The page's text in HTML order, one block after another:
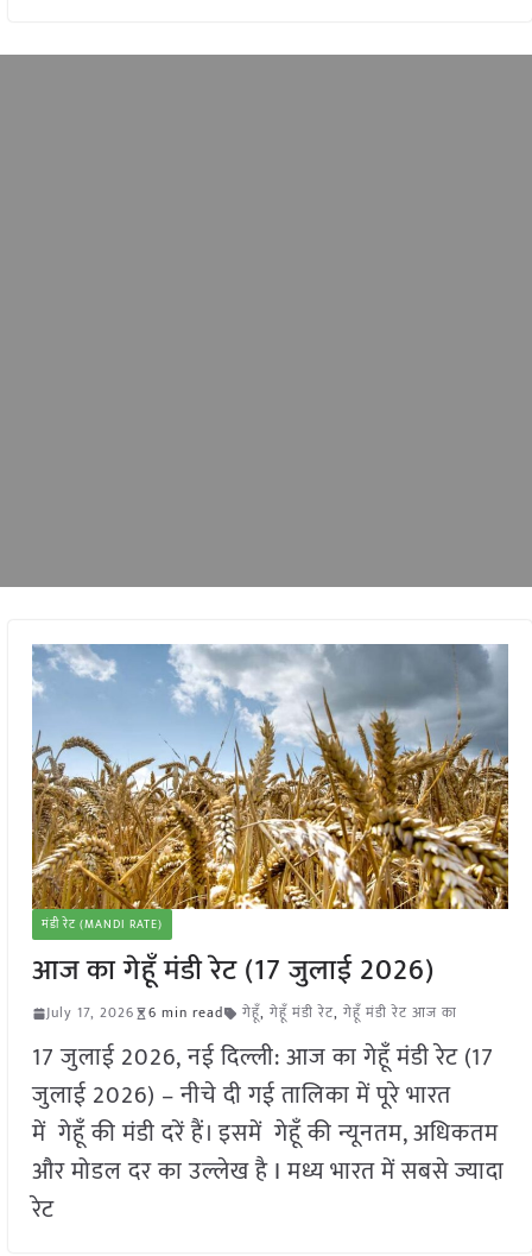
मंडी रेट (MANDI RATE)
आज का गेहूँ मंडी रेट (17 जुलाई 2026)
July 17, 2026 6 min read गेहूँ, गेहूँ मंडी रेट, गेहूँ मंडी रेट आज का
17 जुलाई 2026, नई दिल्ली: आज का गेहूँ मंडी रेट (17
जुलाई 2026) – नीचे दी गई तालिका में पूरे भारत
में गेहूँ की मंडी दरें हैं। इसमें गेहूँ की न्यूनतम, अधिकतम
और मोडल दर का उल्लेख है I मध्य भारत में सबसे ज्यादा
रेट